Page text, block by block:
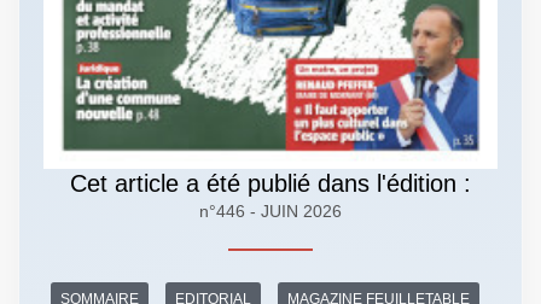
Cet article a été publié dans l'édition :
n°446 - JUIN 2026
SOMMAIRE EDITORIAL MAGAZINE FEUILLETABLE